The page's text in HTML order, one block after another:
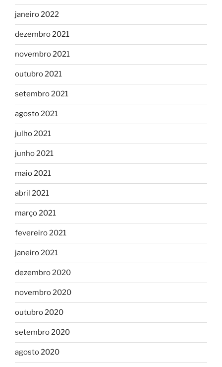
janeiro 2022
dezembro 2021
novembro 2021
outubro 2021
setembro 2021
agosto 2021
julho 2021
junho 2021
maio 2021
abril 2021
março 2021
fevereiro 2021
janeiro 2021
dezembro 2020
novembro 2020
outubro 2020
setembro 2020
agosto 2020